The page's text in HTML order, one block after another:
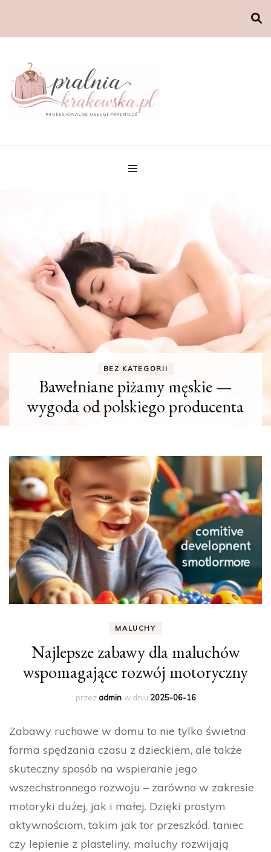
BEZ KATEGORII
Bawełniane piżamy męskie —
wygoda od polskiego producenta
MALUCHY
Najlepsze zabawy dla maluchów
wspomagające rozwój motoryczny
przezadmin w dniu 2025-06-16
Zabawy ruchowe w domu to nie tylko świetna
forma spędzania czasu z dzieckiem, ale także
skuteczny sposób na wspieranie jego
wszechstronnego rozwoju – zarówno w zakresie
motoryki dużej, jak i małej. Dzięki prostym
aktywnościom, takim jak tor przeszkód, taniec
czy lepienie z plasteliny, maluchy rozwijają